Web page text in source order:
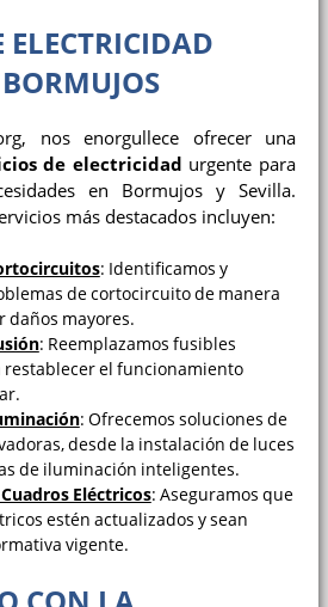
ELECTRICIDAD
nos enorgullece ofrecer una
de electricidad urgente para
en Bormujos y Sevilla.
más destacados incluyen:
: Identificamos y
de cortocircuito de manera
daños mayores.
: Reemplazamos fusibles
restablecer el funcionamiento
: Ofrecemos soluciones de
desde la instalación de luces
de iluminación inteligentes.
Eléctricos: Aseguramos que
estén actualizados y sean
vigente.